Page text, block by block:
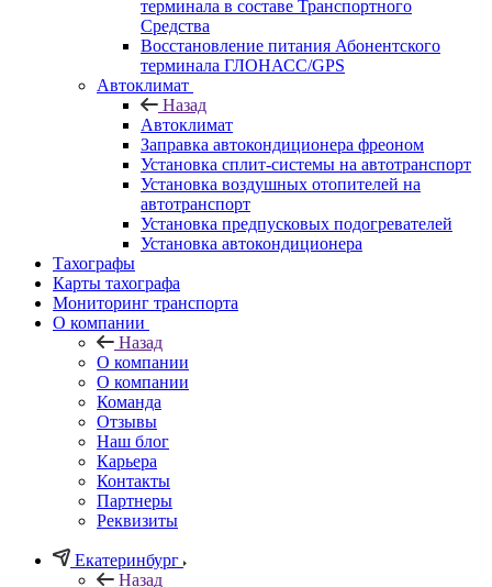
терминала в составе Транспортного
Средства
Восстановление питания Абонентского
терминала ГЛОНАСС/GPS
Автоклимат
Назад
Автоклимат
Заправка автокондиционера фреоном
Установка сплит-системы на автотранспорт
Установка воздушных отопителей на
автотранспорт
Установка предпусковых подогревателей
Установка автокондиционера
Тахографы
Карты тахографа
Мониторинг транспорта
О компании
Назад
О компании
О компании
Команда
Отзывы
Наш блог
Карьера
Контакты
Партнеры
Реквизиты
Екатеринбург
Назад